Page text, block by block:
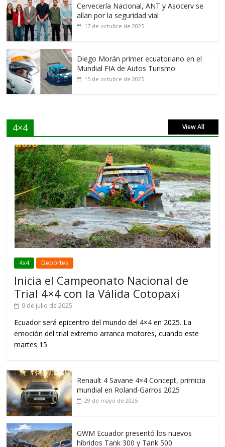
Cervecería Nacional, ANT y Asocerv se
alían por la seguridad vial
17 de octubre de 2025
Diego Morán primer ecuatoriano en el
Mundial FIA de Autos Turismo
15 de octubre de 2025
4×4 View All
4x4 Deportes
Inicia el Campeonato Nacional de
Trial 4×4 con la Válida Cotopaxi
9 de julio de 2025
Ecuador será epicentro del mundo del 4×4 en 2025. La
emoción del trial extremo arranca motores, cuando este
martes 15
Renault 4 Savane 4×4 Concept, primicia
mundial en Roland-Garros 2025
29 de mayo de 2025
GWM Ecuador presentó los nuevos
híbridos Tank 300 y Tank 500